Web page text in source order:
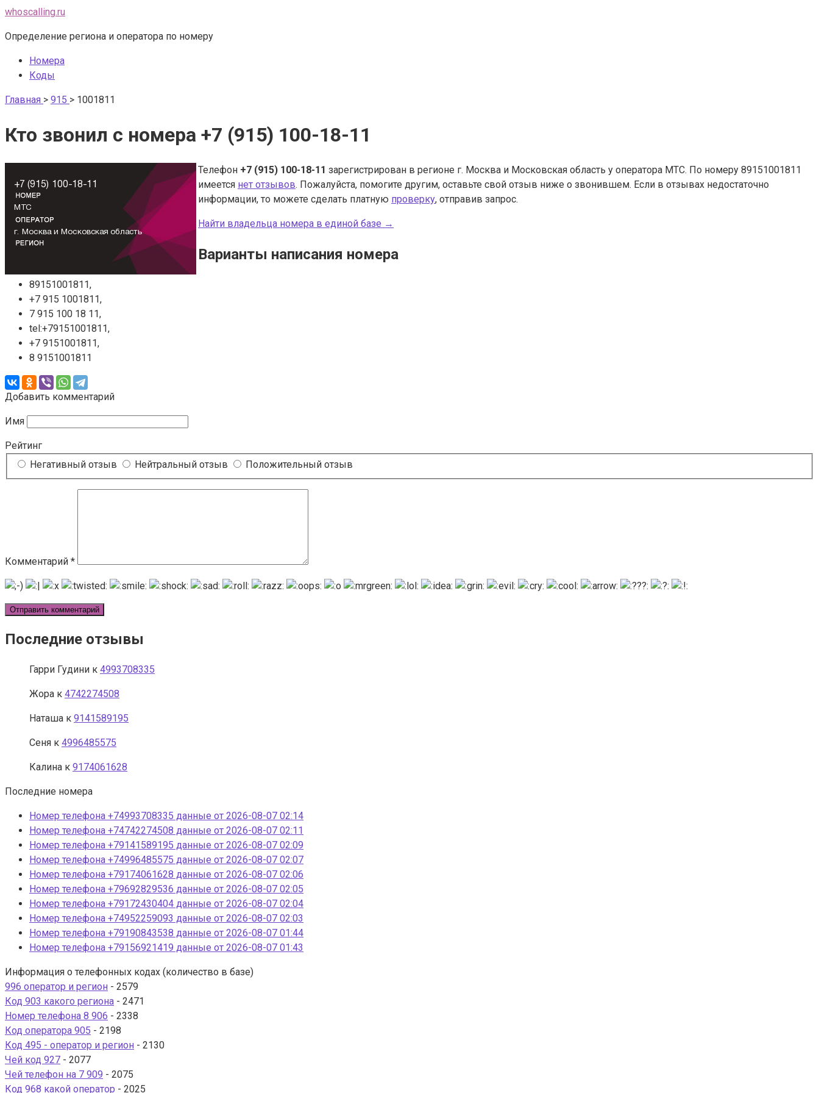
Перейти
контенту
whoscalling.ru
Определение региона и оператора по номеру
Номера
Коды
Главная > 915 > 1001811
Кто звонил с номера +7 (915) 100-18-11
Телефон +7 (915) 100-18-11 зарегистрирован в регионе г. Москва и Московская область у оператора МТС. По номеру 89151001811
имеется нет отзывов. Пожалуйста, помогите другим, оставьте свой отзыв ниже о звонившем. Если в отзывах недостаточно
информации, то можете сделать платную проверку, отправив запрос.
Найти владельца номера в единой базе →
Варианты написания номера
89151001811,
+7 915 1001811,
7 915 100 18 11,
tel:+79151001811,
+7 9151001811,
8 9151001811
Добавить комментарий
Имя
Рейтинг
Негативный отзыв
Нейтральный отзыв Положительный отзыв
Комментарий *
Последние отзывы
Гарри Гудини к 4993708335
Жора к 4742274508
Наташа к 9141589195
Сеня к 4996485575
Калина к 9174061628
Последние номера
Номер телефона +74993708335 данные от 2026-08-07 02:14
Номер телефона +74742274508 данные от 2026-08-07 02:11
Номер телефона +79141589195 данные от 2026-08-07 02:09
Номер телефона +74996485575 данные от 2026-08-07 02:07
Номер телефона +79174061628 данные от 2026-08-07 02:06
Номер телефона +79692829536 данные от 2026-08-07 02:05
Номер телефона +79172430404 данные от 2026-08-07 02:04
Номер телефона +74952259093 данные от 2026-08-07 02:03
Номер телефона +79190843538 данные от 2026-08-07 01:44
Номер телефона +79156921419 данные от 2026-08-07 01:43
Информация о телефонных кодах (количество в базе)
996 оператор и регион - 2579
Код 903 какого региона - 2471
Номер телефона 8 906 - 2338
Код оператора 905 - 2198
Код 495 - оператор и регион - 2130
Чей код 927 - 2077
Чей телефон на 7 909 - 2075
Код 968 какой оператор - 2025